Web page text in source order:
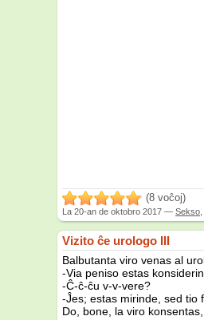
(8 voĉoj)
La 20-an de oktobro 2017 — Sekso
Vizito ĉe urologo III
Balbutanta viro venas al
-Via peniso estas
-Ĉ-ĉ-ĉu v-v-vere?
-Ĵes; estas mirinde, sed tio
Do, bone, la viro